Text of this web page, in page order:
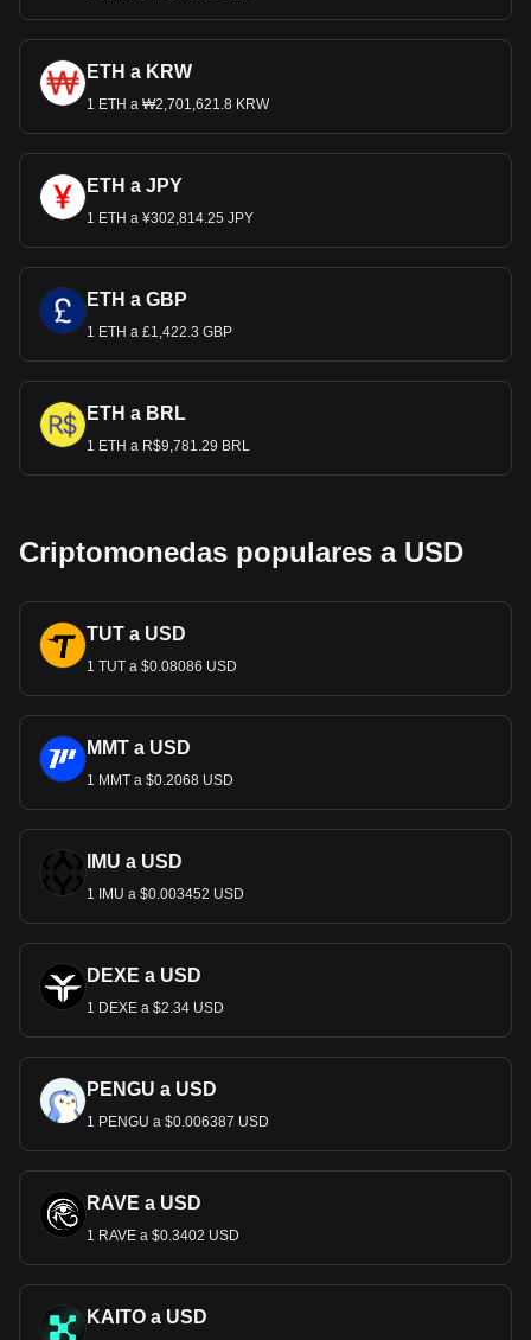
ETH a KRW
1 ETH a ₩2,701,621.8 KRW
ETH a JPY
1 ETH a ¥302,814.25 JPY
ETH a GBP
1 ETH a £1,422.3 GBP
ETH a BRL
1 ETH a R$9,781.29 BRL
Criptomonedas populares a USD
TUT a USD
1 TUT a $0.08086 USD
MMT a USD
1 MMT a $0.2068 USD
IMU a USD
1 IMU a $0.003452 USD
DEXE a USD
1 DEXE a $2.34 USD
PENGU a USD
1 PENGU a $0.006387 USD
RAVE a USD
1 RAVE a $0.3402 USD
KAITO a USD